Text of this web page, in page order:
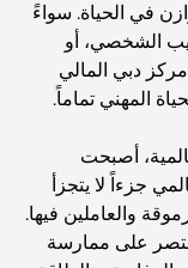
دليل عائلي شامل
عطلة فاخرة
في الحياة. سواءً
الشخصي، أو
دبي المالي
المهني تماماً.
أصبحت
جزءاً لا يتجزأ
والعاملين فيها.
يقتصر على ممارسة